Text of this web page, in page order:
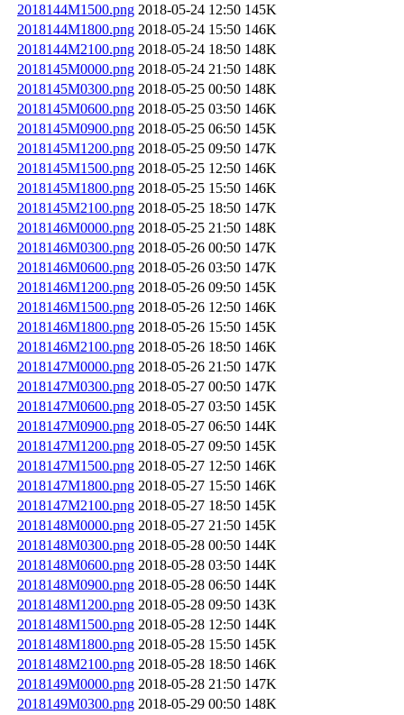
2018144M1500.png 2018-05-24 12:50 145K
2018144M1800.png 2018-05-24 15:50 146K
2018144M2100.png 2018-05-24 18:50 148K
2018145M0000.png 2018-05-24 21:50 148K
2018145M0300.png 2018-05-25 00:50 148K
2018145M0600.png 2018-05-25 03:50 146K
2018145M0900.png 2018-05-25 06:50 145K
2018145M1200.png 2018-05-25 09:50 147K
2018145M1500.png 2018-05-25 12:50 146K
2018145M1800.png 2018-05-25 15:50 146K
2018145M2100.png 2018-05-25 18:50 147K
2018146M0000.png 2018-05-25 21:50 148K
2018146M0300.png 2018-05-26 00:50 147K
2018146M0600.png 2018-05-26 03:50 147K
2018146M1200.png 2018-05-26 09:50 145K
2018146M1500.png 2018-05-26 12:50 146K
2018146M1800.png 2018-05-26 15:50 145K
2018146M2100.png 2018-05-26 18:50 146K
2018147M0000.png 2018-05-26 21:50 147K
2018147M0300.png 2018-05-27 00:50 147K
2018147M0600.png 2018-05-27 03:50 145K
2018147M0900.png 2018-05-27 06:50 144K
2018147M1200.png 2018-05-27 09:50 145K
2018147M1500.png 2018-05-27 12:50 146K
2018147M1800.png 2018-05-27 15:50 146K
2018147M2100.png 2018-05-27 18:50 145K
2018148M0000.png 2018-05-27 21:50 145K
2018148M0300.png 2018-05-28 00:50 144K
2018148M0600.png 2018-05-28 03:50 144K
2018148M0900.png 2018-05-28 06:50 144K
2018148M1200.png 2018-05-28 09:50 143K
2018148M1500.png 2018-05-28 12:50 144K
2018148M1800.png 2018-05-28 15:50 145K
2018148M2100.png 2018-05-28 18:50 146K
2018149M0000.png 2018-05-28 21:50 147K
2018149M0300.png 2018-05-29 00:50 148K